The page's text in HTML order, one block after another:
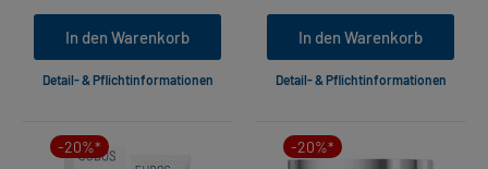
In den Warenkorb
Detail- & Pflichtinformationen
In den Warenkorb
Detail- & Pflichtinformationen
-20%* -20%*